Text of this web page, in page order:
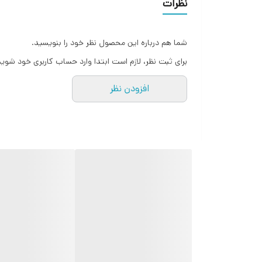
نظرات
شما هم درباره این محصول نظر خود را بنویسید.
برای ثبت نظر، لازم است ابتدا وارد حساب کاربری خود
افزودن نظر